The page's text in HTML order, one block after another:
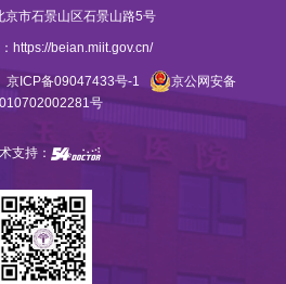
市石景山区石景山路5号
https://beian.miit.gov.cn/
京ICP备09047433号-1
京公网安备
号
支持：